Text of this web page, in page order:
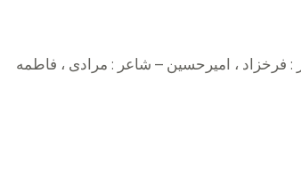
: فرخزاد ، امیرحسین – شاعر : مرادی ، فاطمه